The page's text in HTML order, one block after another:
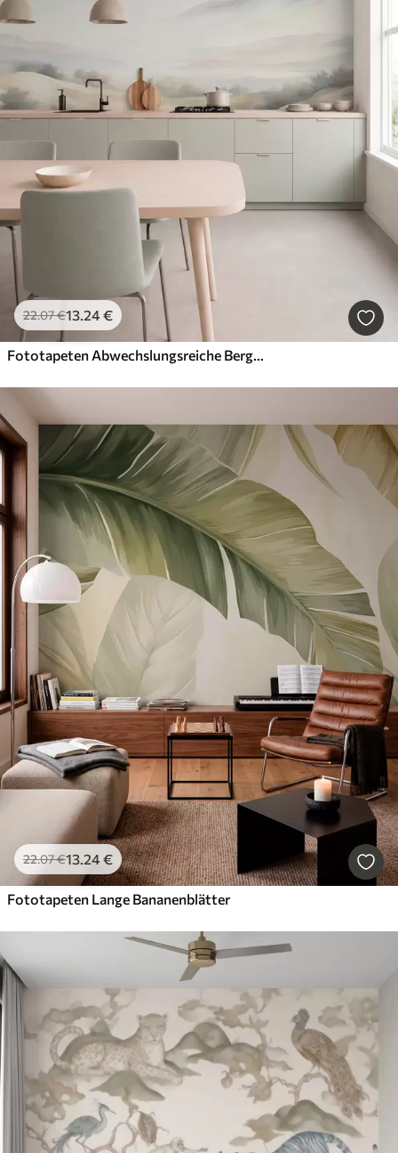
22.07€13.24€
Fototapeten Abwechslungsreiche Berglandschaft
22.07€13.24€
Fototapeten Lange Bananenblätter